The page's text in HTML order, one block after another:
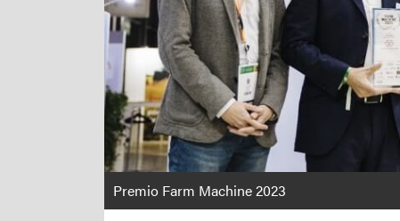
Premio Farm Machine 2023